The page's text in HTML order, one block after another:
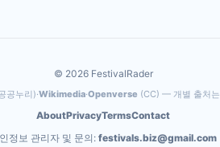
© 2026 FestivalRader
공누리)·Wikimedia·Openverse (CC) — 개별 출처는
AboutPrivacyTermsContact
정보 관리자 및 문의:festivals.biz@gmail.com